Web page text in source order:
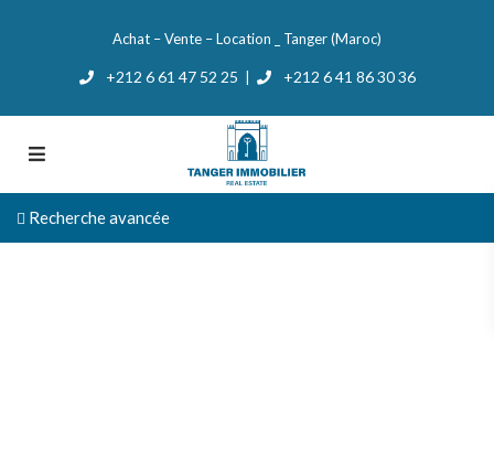
Achat – Vente – Location _ Tanger (Maroc)
+212 6 61 47 52 25 +212 6 41 86 30 36
Recherche avancée